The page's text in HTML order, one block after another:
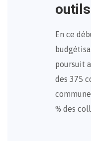
En ce
poursuit
des 375
% des